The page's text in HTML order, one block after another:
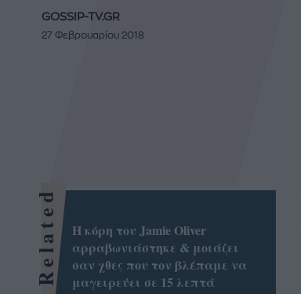
GOSSIP-TV.GR
27 Φεβρουαρίου 2018
Related
Η κόρη του Jamie Oliver
αρραβωνιάστηκε & μοιάζει
σαν χθες που τον βλέπαμε να
μαγειρεύει σε 15 λεπτά